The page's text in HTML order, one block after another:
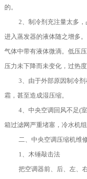
的。
2、制冷剂充注量太多
进入蒸发器的液体随之增多
气体中带有液体微滴。低压
压力未下降而未变化，过热
3、由于外部原因制冷
霜，甚至造成湿压缩。
4、中央空调回风不足(
箱过滤网严重堵塞，冷水机
二、中央空调压缩机维
1、木锤敲击法
把空调器前、后、左、